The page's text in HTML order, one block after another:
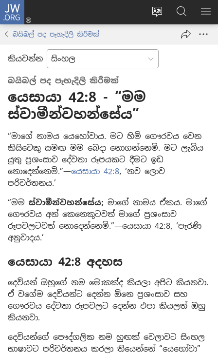
JW.ORG
Change
language
ලොගින්
(opens
JW.ORG
වෙබ්
අඩවියෙන්
බයිබල් පද පැහැදිලි කිරීමක්
කියවන්න
බයිබල් පද පැහැදිලි කිරීමක්
යෙසායා 42:8 - “මම
ස්වාමීන්වහන්සේය”
“මාගේ නාමය යෙහෝවාය. මට හිමි ගෞරවය වෙන
කිසිවෙකු සමඟ මම බෙදා නොගන්නෙමි. මට ලැබිය
යුතු ප්‍රශංසාව දේවතා රූපයකට දීමට ඉඩ
නොදෙන්නෙමි.”—යෙසායා 42:8, ‘නව ලොව
පරිවර්තනය.’
“මම ස්වාමීන්වහන්සේය; මාගේ නාමය ඒකය. මාගේ
ගෞරවය අන් කෙනෙකුටවත් මාගේ ප්‍රශංසාව
රූපවලටවත් නොදෙන්නෙමි.”—යෙසායා 42:8, ‘පැරණි
අනුවාදය.’
යෙසායා 42:8 අදහස
දෙවියන් ඔහුගේ නම මොකක්ද කියලා අපිට කියනවා.
ඒ වගේම දෙවියන්ට දෙන්න ඕනෙ ප්‍රශංසාව සහ
ගෞරවය දේවතා රූපවලට දෙන්න එපා කියලත් ඔහු
කියනවා.
දෙවියන්ගේ පෞද්ගලික නම හුඟක් වෙලාවට සිංහල
භාෂාවට පරිවර්තනය කරලා තියෙන්නේ “යෙහෝවා”